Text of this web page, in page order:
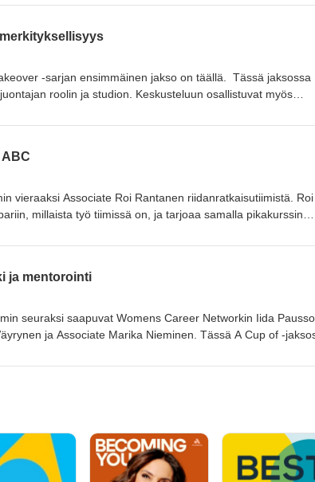
pääsykoe on nyt toista vuotta käytössä –tässä
että ruotsia. Erityiskiitos jakson juontajille ja Codexille!
-sarjan ensimmäinen jakso on täällä. Tässä jaksossa
roolin ja studion. Keskusteluun osallistuvat myös
ainejärjestötoimintaan kehittää käytännön taitoja, laajentaa
olleet mukana toiminnassa. Erityiskiitos jakson juontajille ja
vieraaksi Associate Roi Rantanen riidanratkaisutiimistä. Roi
millaista työ tiimissä on, ja tarjoaa samalla pikakurssin
etenee? Jaksossa avataan myös keskeisiä
ja mentorointi
seuraksi saapuvat Womens Career Networkin Iida
ja Associate Marika Nieminen. Tässä A Cup of -
käytännössä. Jos mentorointi kiinnostaa – olitpa sitten